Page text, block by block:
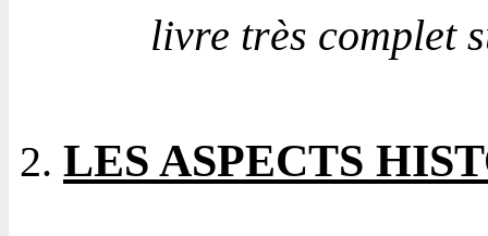
livre très complet
LES ASPECTS